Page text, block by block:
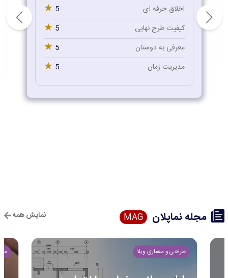
اخلاق حرفه ای 5
★
کیفیت طرح نهایی 5
★
معرفی به دوستان 5
★
مدیریت زمان 5
★
مجله نماپلان MAG نمایش همه
طراحی و معماری ویلا